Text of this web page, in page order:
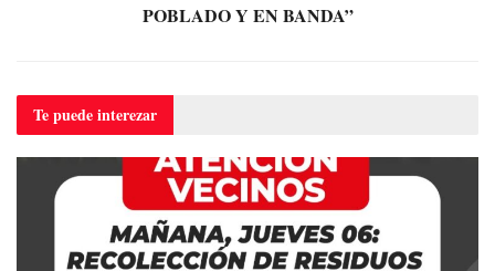
POBLADO Y EN BANDA”
Te puedeinterezar